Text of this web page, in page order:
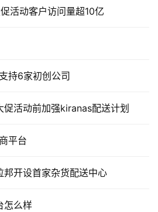
活动客户访问量超10亿
持6家初创公司
活动前加强kiranas配送计划
平台
开设首家杂货配送中心
怎么样